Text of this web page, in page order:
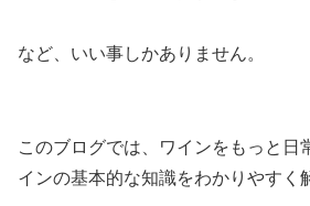
など、いい事しかありません。
このブログでは、ワインをもっと日
インの基本的な知識をわかりやすく